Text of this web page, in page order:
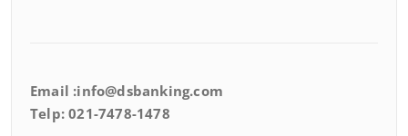
Email :info@dsbanking.com
Telp: 021-7478-1478